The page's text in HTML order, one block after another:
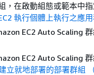
，在啟動組態或範本中
執行個體上執行之應
EC2 Auto Scaling
EC2 Auto Scaling
立就地部署的部署群組